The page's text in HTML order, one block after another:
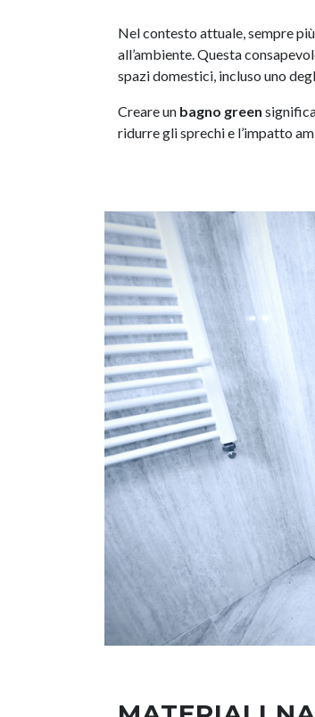
Nel contesto attuale, sempre
all’ambiente. Questa
spazi domestici, incluso uno
Creare un bagno green
ridurre gli sprechi e l’impatto